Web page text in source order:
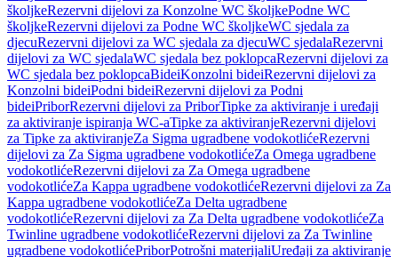
školjkeRezervni dijelovi za Konzolne WC školjkePodne WC
školjkeRezervni dijelovi za Podne WC školjkeWC sjedala za
djecuRezervni dijelovi za WC sjedala za djecuWC sjedalaRezervni
dijelovi za WC sjedalaWC sjedala bez poklopcaRezervni dijelovi za
WC sjedala bez poklopcaBideiKonzolni bideiRezervni dijelovi za
Konzolni bideiPodni bideiRezervni dijelovi za Podni
bideiPriborRezervni dijelovi za PriborTipke za aktiviranje i uređaji
za aktiviranje ispiranja WC-aTipke za aktiviranjeRezervni dijelovi
za Tipke za aktiviranjeZa Sigma ugradbene vodokotlićeRezervni
dijelovi za Za Sigma ugradbene vodokotlićeZa Omega ugradbene
vodokotlićeRezervni dijelovi za Za Omega ugradbene
vodokotlićeZa Kappa ugradbene vodokotlićeRezervni dijelovi za Za
Kappa ugradbene vodokotlićeZa Delta ugradbene
vodokotlićeRezervni dijelovi za Za Delta ugradbene vodokotlićeZa
Twinline ugradbene vodokotlićeRezervni dijelovi za Za Twinline
ugradbene vodokotlićePriborPotrošni materijaliUređaji za aktiviranje